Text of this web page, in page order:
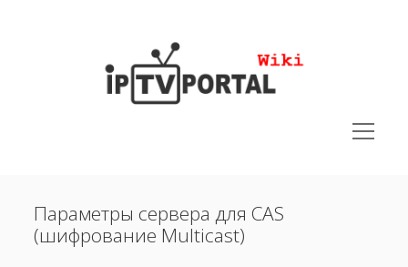
открыть
меню
Юридическая документация
открыть
меню
Поддерживаемые устройства
открыть
Параметры сервера для CAS
(шифрование Multicast)